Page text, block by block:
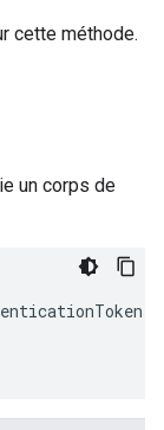
cette méthode.
un corps de